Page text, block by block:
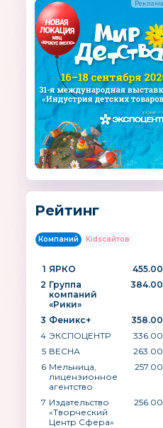
Рейтинг
Компаний Kidsсайтов
1 ЯРКО
455.00
2 Группа
компаний
«Рики»
384.00
3 Феникс+
358.00
4 ЭКСПОЦЕНТР
336.00
5 ВЕСНА
263.00
6 Мельница,
лицензионное
агентство
257.00
7 Издательство
«Творческий
Центр Сфера»
256.00